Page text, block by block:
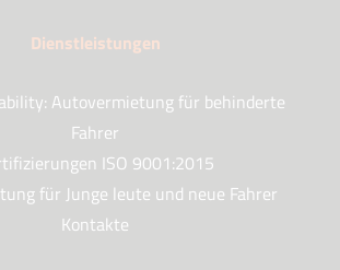
Dienstleistungen
Autovermietung für behinderte
Fahrer
ISO 9001:2015
für Junge leute und neue Fahrer
Kontakte